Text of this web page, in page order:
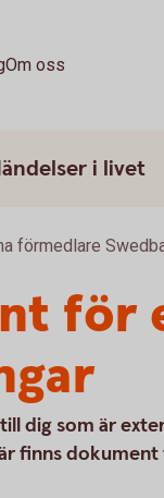
Om oss
i livet
förmedlare
för
dig som är
finns